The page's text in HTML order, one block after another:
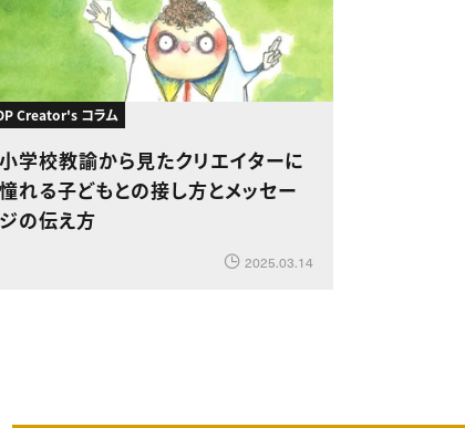
Creator's コラム
小学校教諭から見たクリエイターに
憧れる子どもとの接し方とメッセー
ジの伝え方
2025.03.14